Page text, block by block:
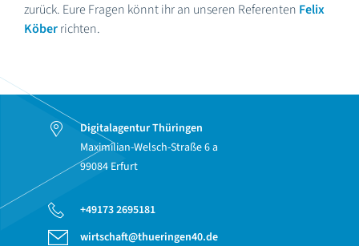
zurück. Eure Fragen könnt ihr an unseren Referenten Felix
Köberrichten.
Digitalagentur Thüringen
Maximilian-Welsch-Straße 6 a
99084 Erfurt
+49173 2695181
wirtschaft@thueringen40.de